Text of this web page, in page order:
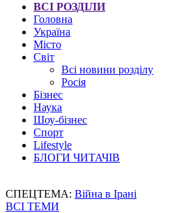
ВСІ РОЗДІЛИ
Головна
Україна
Місто
Світ
Всі новини розділу
Росія
Бізнес
Наука
Шоу-бізнес
Спорт
Lifestyle
БЛОГИ ЧИТАЧІВ
СПЕЦТЕМА: Війна в Ірані
ВСІ ТЕМИ